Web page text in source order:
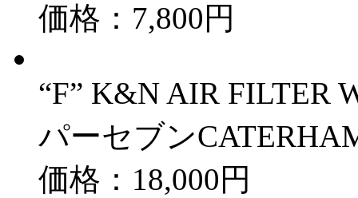
価格：7,800円
“F” K&N AIR FILTER
パーセブン
価格：18,000円